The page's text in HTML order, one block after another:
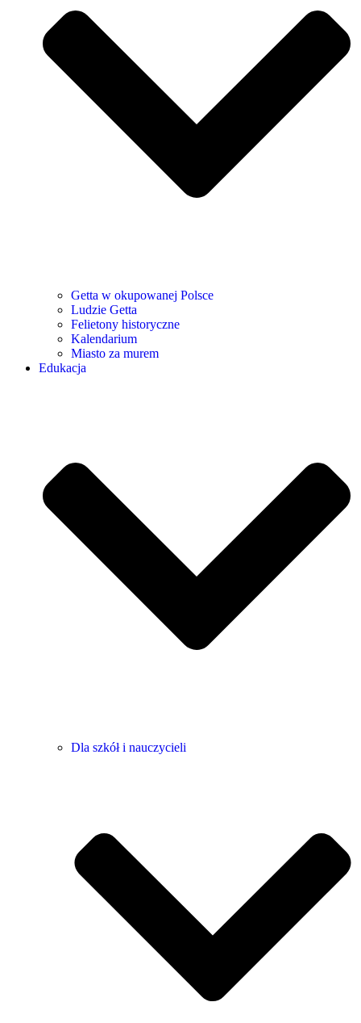
Getta w okupowanej Polsce
Ludzie Getta
Felietony historyczne
Kalendarium
Miasto za murem
Edukacja
Dla szkół i nauczycieli